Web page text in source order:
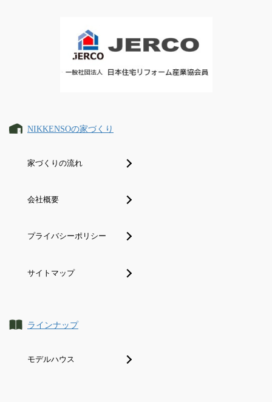
NIKKENSOの家づくり
家づくりの流れ
会社概要
プライバシーポリシー
サイトマップ
ラインナップ
モデルハウス